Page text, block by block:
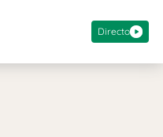
Directo